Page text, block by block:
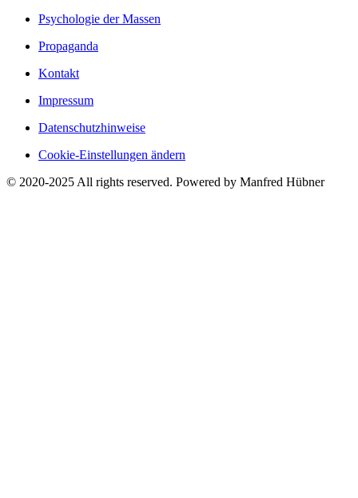
Psychologie der Massen
Propaganda
Kontakt
Impressum
Datenschutzhinweise
Cookie-Einstellungen ändern
© 2020-2025 All rights reserved. Powered by Manfred Hübner